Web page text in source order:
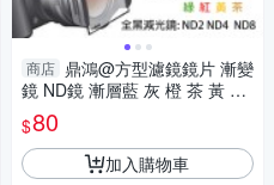
商店 鼎鴻@方型濾鏡鏡片 漸變
鏡 ND鏡 漸層藍 灰 橙 茶 黃 紅
綠 ND2 ND4 ND8減光鏡 佳能
尼康相機鏡頭濾鏡
$80
加入購物車